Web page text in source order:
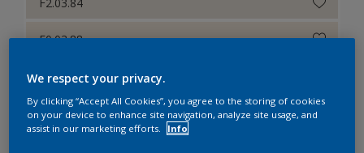
E0.03.88
F2.06.84
E8.10.80
We respect your privacy.
By clicking “Accept All Cookies”, you agree to the storing of cookies
on your device to enhance site navigation, analyze site usage, and
assist in our marketing efforts.
Info